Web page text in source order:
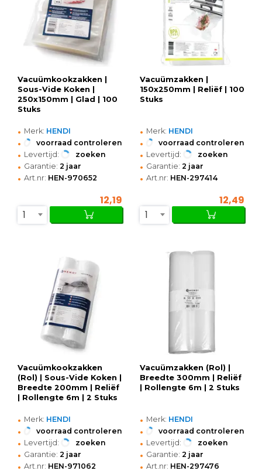
Vacuümkookzakken |
Sous-Vide Koken |
250x150mm | Glad | 100
Stuks
• Merk: HENDI
• voorraad controleren
• Levertijd: zoeken
• Garantie: 2 jaar
• Art.nr: HEN-970652
12,19
1
Vacuümzakken |
150x250mm | Reliëf | 100
Stuks
• Merk: HENDI
• voorraad controleren
• Levertijd: zoeken
• Garantie: 2 jaar
• Art.nr: HEN-297414
12,49
1
Vacuümkookzakken
(Rol) | Sous-Vide Koken |
Breedte 200mm | Reliëf
| Rollengte 6m | 2 Stuks
• Merk: HENDI
• voorraad controleren
• Levertijd: zoeken
• Garantie: 2 jaar
• Art.nr: HEN-971062
Vacuümzakken (Rol) |
Breedte 300mm | Reliëf
| Rollengte 6m | 2 Stuks
• Merk: HENDI
• voorraad controleren
• Levertijd: zoeken
• Garantie: 2 jaar
• Art.nr: HEN-297476